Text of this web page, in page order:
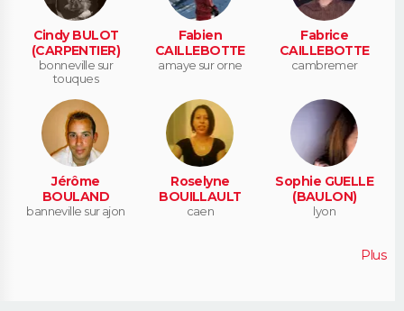
Cindy BULOT
(CARPENTIER)
bonneville sur
touques
Fabien
CAILLEBOTTE
amaye sur orne
Fabrice
CAILLEBOTTE
cambremer
Jérôme
BOULAND
banneville sur ajon
Roselyne
BOUILLAULT
caen
Sophie GUELLE
(BAULON)
lyon
Plus